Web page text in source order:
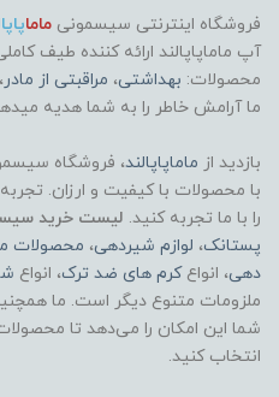
فروشگاه اینترنتی سیسمونی ماماپاپا
آپ ماماپاپالند ارائه کننده طیف
محصولات: بهداشتی، مراقبتی از مادر،
ما آرامش خاطر را به شما هدیه
بازدید از ماماپاپالند، فروشگاه
با محصولات با کیفیت و ارزان.
را با ما تجربه کنید. لیست خرید
پستانک، لوازم شیردهی، محصولات
دهی، انواعکرم های ضد ترک، انواع
ملزومات متنوع دیگر است. ما
شما این امکان را می‌دهد تا
انتخاب کنید.